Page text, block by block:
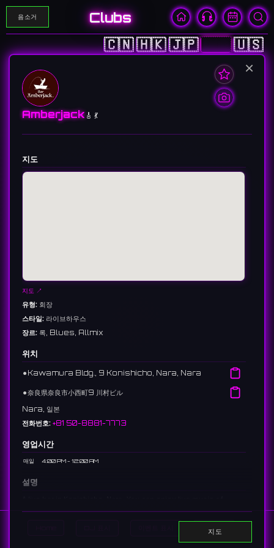
음소거 Clubs
🇨🇳🇭🇰🇯🇵🇰🇷🇺🇸
Search
×
Amberjack 🎸 💃
지도
지도 ↗
유형: 회장
스타일: 라이브하우스
장르: 록, Blues, Allmix
위치
⚫︎ Kawamura Bldg., 9 Konishicho, Nara, Nara
⚫︎奈良県奈良市小西町9 川村ビル
Nara, 일본
전화번호: +81 50-8881-7773
영업시간
매일 4:00 PM - 12:00 AM
설명
various genres such as rock and blues.
奈良市小西町にあるライブバー。ロックやブルースなど、様々なジャンル
지도